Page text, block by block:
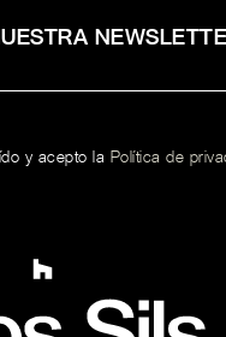
y acepto la Política de